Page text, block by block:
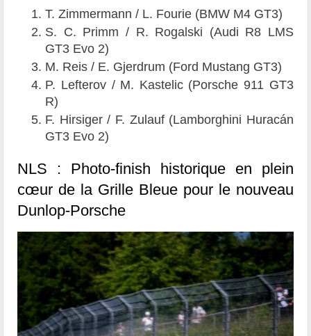
T. Zimmermann / L. Fourie (BMW M4 GT3)
S. C. Primm / R. Rogalski (Audi R8 LMS
GT3 Evo 2)
M. Reis / E. Gjerdrum (Ford Mustang GT3)
P. Lefterov / M. Kastelic (Porsche 911 GT3
R)
F. Hirsiger / F. Zulauf (Lamborghini Huracán
GT3 Evo 2)
NLS : Photo-finish historique en plein
cœur de la Grille Bleue pour le nouveau
Dunlop-Porsche